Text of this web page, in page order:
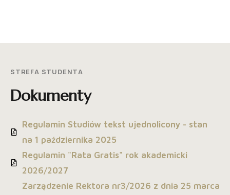
STREFA STUDENTA
Dokumenty
Regulamin Studiów tekst ujednolicony - stan
na 1 października 2025
Regulamin "Rata Gratis" rok akademicki
2026/2027
Zarządzenie Rektora nr3/2026 z dnia 25 marca